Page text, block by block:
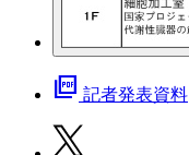
picture_as_pdf 記者発表資料